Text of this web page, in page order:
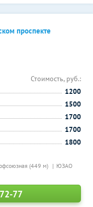
проспекте
(449 м) ЮЗАО
Стоимость, руб.:
1200
1500
1700
1700
1800
77